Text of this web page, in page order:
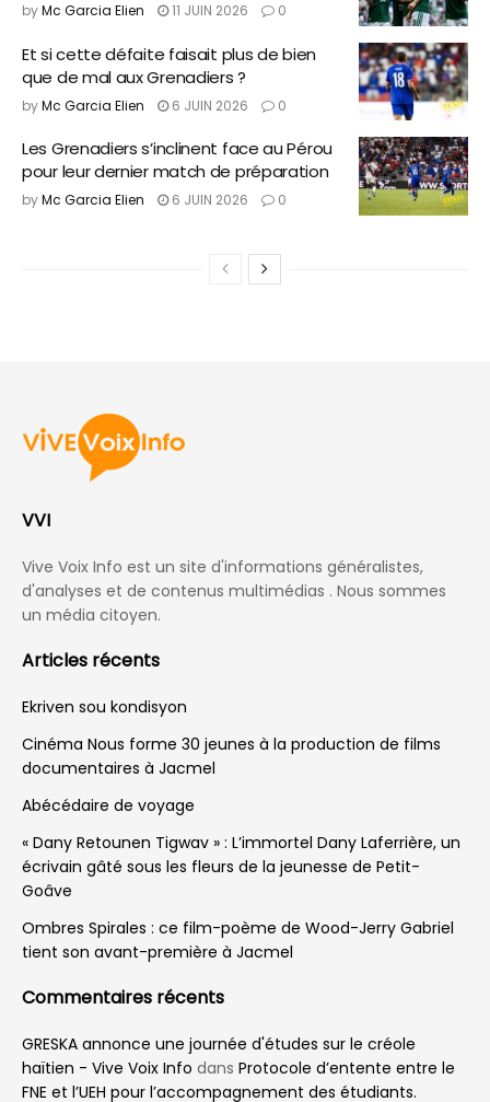
byMc Garcia Elien 11 JUIN 2026 0
Et si cette défaite faisait plus de bien
que de mal aux Grenadiers ?
byMc Garcia Elien 6 JUIN 2026 0
Les Grenadiers s’inclinent face au Pérou
pour leur dernier match de préparation
byMc Garcia Elien 6 JUIN 2026 0
Home Environnement
Jardin Botanique des Cayes
: un patrimoine écologique
en danger